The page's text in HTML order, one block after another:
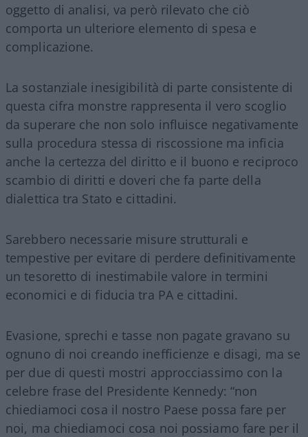
oggetto di analisi, va però rilevato che ciò
comporta un ulteriore elemento di spesa e
complicazione.
La sostanziale inesigibilità di parte consistente di
questa cifra monstre rappresenta il vero scoglio
da superare che non solo influisce negativamente
sulla procedura stessa di riscossione ma inficia
anche la certezza del diritto e il buono e reciproco
scambio di diritti e doveri che fa parte della
dialettica tra Stato e cittadini.
Sarebbero necessarie misure strutturali e
tempestive per evitare di perdere definitivamente
un tesoretto di inestimabile valore in termini
economici e di fiducia tra PA e cittadini.
Evasione, sprechi e tasse non pagate gravano su
ognuno di noi creando inefficienze e disagi, ma se
per due di questi mostri approcciassimo con la
celebre frase del Presidente Kennedy: “non
chiediamoci cosa il nostro Paese possa fare per
noi, ma chiediamoci cosa noi possiamo fare per il